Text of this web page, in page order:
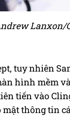
Lanxon/
tuy nhiên
hình mềm
tiến vào
mật thông tin